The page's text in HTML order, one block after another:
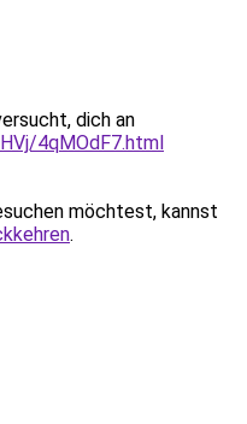
dich an
4qMOdF7.html
möchtest, kannst
.